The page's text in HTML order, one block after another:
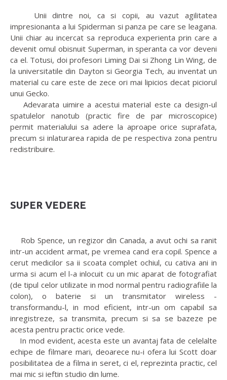
Unii dintre noi, ca si copii, au vazut agilitatea
impresionanta a lui Spiderman si panza pe care se leagana.
Unii chiar au incercat sa reproduca experienta prin care a
devenit omul obisnuit Superman, in speranta ca vor deveni
ca el. Totusi, doi profesori Liming Dai si Zhong Lin Wing, de
la universitatile din Dayton si Georgia Tech, au inventat un
material cu care este de zece ori mai lipicios decat piciorul
unui Gecko.
Adevarata uimire a acestui material este ca design-ul
spatulelor nanotub (practic fire de par microscopice)
permit materialului sa adere la aproape orice suprafata,
precum si inlaturarea rapida de pe respectiva zona pentru
redistribuire.
SUPER VEDERE
Rob Spence, un regizor din Canada, a avut ochi sa ranit
intr-un accident armat, pe vremea cand era copil. Spence a
cerut medicilor sa ii scoata complet ochiul, cu cativa ani in
urma si acum el l-a inlocuit cu un mic aparat de fotografiat
(de tipul celor utilizate in mod normal pentru radiografiile la
colon), o baterie si un transmitator wireless -
transformandu-l, in mod eficient, intr-un om capabil sa
inregistreze, sa transmita, precum si sa se bazeze pe
acesta pentru practic orice vede.
In mod evident, acesta este un avantaj fata de celelalte
echipe de filmare mari, deoarece nu-i ofera lui Scott doar
posibilitatea de a filma in seret, ci el, reprezinta practic, cel
mai mic si ieftin studio din lume.